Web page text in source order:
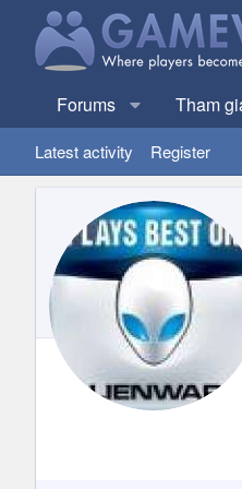
Forums Tham
Latest activity Register